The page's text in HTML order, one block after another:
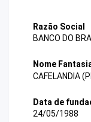
Razão Social
BANCO DO
Nome
CAFELANDIA
Data de
24/05/1988